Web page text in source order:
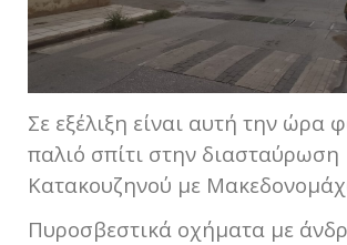
Σε εξέλιξη είναι αυτή την ώρα
παλιό σπίτι στην διασταύρωση
Κατακουζηνού με
Πυροσβεστικά οχήματα με